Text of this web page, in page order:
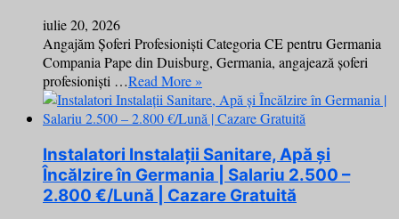
iulie 20, 2026
Angajăm Șoferi Profesioniști Categoria CE pentru Germania
Compania Pape din Duisburg, Germania, angajează șoferi
profesioniști …Read More »
Instalatori Instalații Sanitare, Apă și
Încălzire în Germania | Salariu 2.500 –
2.800 €/Lună | Cazare Gratuită